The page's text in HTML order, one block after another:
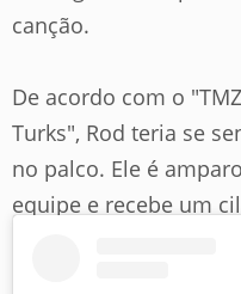
canção.
De acordo com o
Turks", Rod teria se
no palco. Ele é
equipe e recebe um